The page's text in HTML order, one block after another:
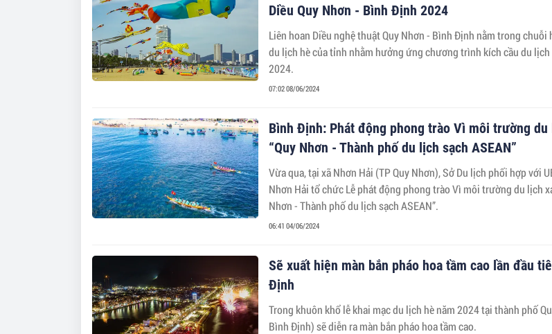
Diều Quy Nhơn - Bình Định 2024
Liên hoan Diều nghệ thuật Quy Nhơn - Bình Định nằm trong chuỗi
du lịch hè của tỉnh nhằm hưởng ứng chương trình kích cầu du lịch
2024.
07:02 08/06/2024
Bình Định: Phát động phong trào Vì môi trường du
“Quy Nhơn - Thành phố du lịch sạch ASEAN”
Vừa qua, tại xã Nhơn Hải (TP Quy Nhơn), Sở Du lịch phối hợp với
Nhơn Hải tổ chức Lễ phát động phong trào Vì môi trường du lịch
Nhơn - Thành phố du lịch sạch ASEAN”.
06:41 04/06/2024
Sẽ xuất hiện màn bắn pháo hoa tầm cao lần đầu
Định
Trong khuôn khổ lễ khai mạc du lịch hè năm 2024 tại thành phố
Bình Định) sẽ diễn ra màn bắn pháo hoa tầm cao.